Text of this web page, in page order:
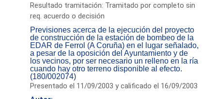
Resultado tramitación: Tramitado por completo sin
req. acuerdo o decisión
Previsiones acerca de la ejecución del proyecto
de construcción de la estación de bombeo de la
EDAR de Ferrol (A Coruña) en el lugar señalado,
a pesar de la oposición del Ayuntamiento y de
los vecinos, por ser necesario un relleno en la ría
cuando hay otro terreno disponible al efecto.
(180/002074)
Presentado el 11/09/2003 y calificado el 16/09/2003